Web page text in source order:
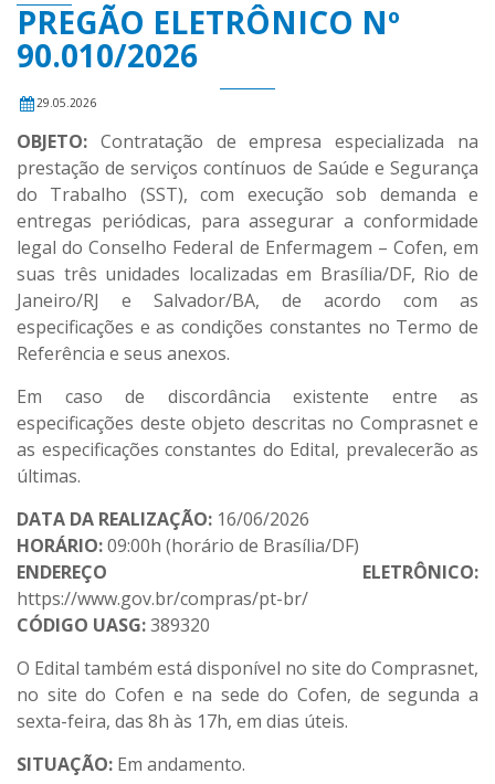
PREGÃO ELETRÔNICO Nº
90.010/2026
29.05.2026
OBJETO: Contratação de empresa especializada na
prestação de serviços contínuos de Saúde e Segurança
do Trabalho (SST), com execução sob demanda e
entregas periódicas, para assegurar a conformidade
legal do Conselho Federal de Enfermagem – Cofen, em
suas três unidades localizadas em Brasília/DF, Rio de
Janeiro/RJ e Salvador/BA, de acordo com as
especificações e as condições constantes no Termo de
Referência e seus anexos.
Em caso de discordância existente entre as
especificações deste objeto descritas no Comprasnet e
as especificações constantes do Edital, prevalecerão as
últimas.
DATA DA REALIZAÇÃO: 16/06/2026
HORÁRIO:09:00h (horário de Brasília/DF)
ENDEREÇO ELETRÔNICO:
https://www.gov.br/compras/pt-br/
CÓDIGO UASG:389320
O Edital também está disponível no site do Comprasnet,
no site do Cofen e na sede do Cofen, de segunda a
sexta-feira, das 8h às 17h, em dias úteis.
SITUAÇÃO: Em andamento.